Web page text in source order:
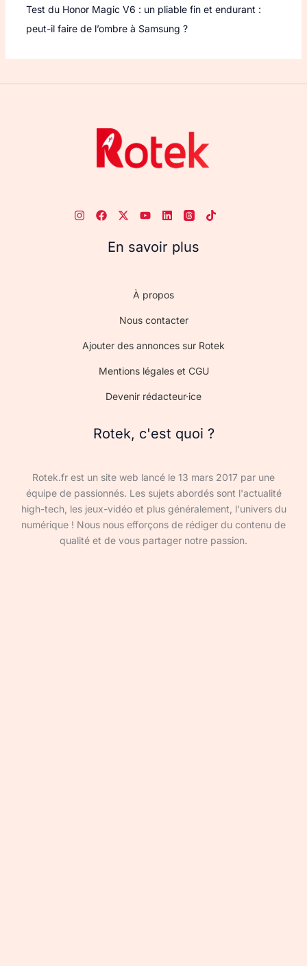
Test du Honor Magic V6 : un pliable fin et endurant :
peut-il faire de l’ombre à Samsung ?
En savoir plus
À propos
Nous contacter
Ajouter des annonces sur Rotek
Mentions légales et CGU
Devenir rédacteur·ice
Rotek, c'est quoi ?
Rotek.fr est un site web lancé le 13 mars 2017 par une
équipe de passionnés. Les sujets abordés sont l'actualité
high-tech, les jeux-vidéo et plus généralement, l'univers du
numérique ! Nous nous efforçons de rédiger du contenu de
qualité et de vous partager notre passion.